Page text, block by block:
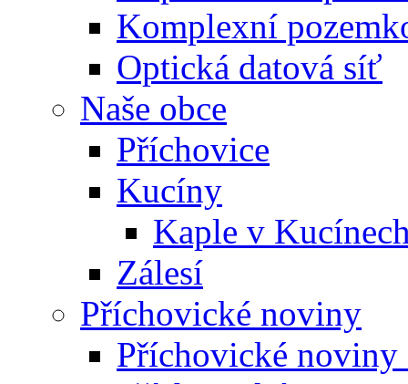
Komplexní
Optická datová síť
Naše obce
Příchovice
Kucíny
Kaple v
Zálesí
Příchovické noviny
Příchovické noviny